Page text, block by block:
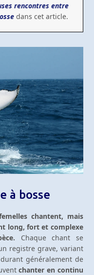
rencontres entre
dans cet article.
à bosse
chantent, mais
long, fort et complexe
Chaque chant se
registre grave, variant
généralement de
chanter en continu